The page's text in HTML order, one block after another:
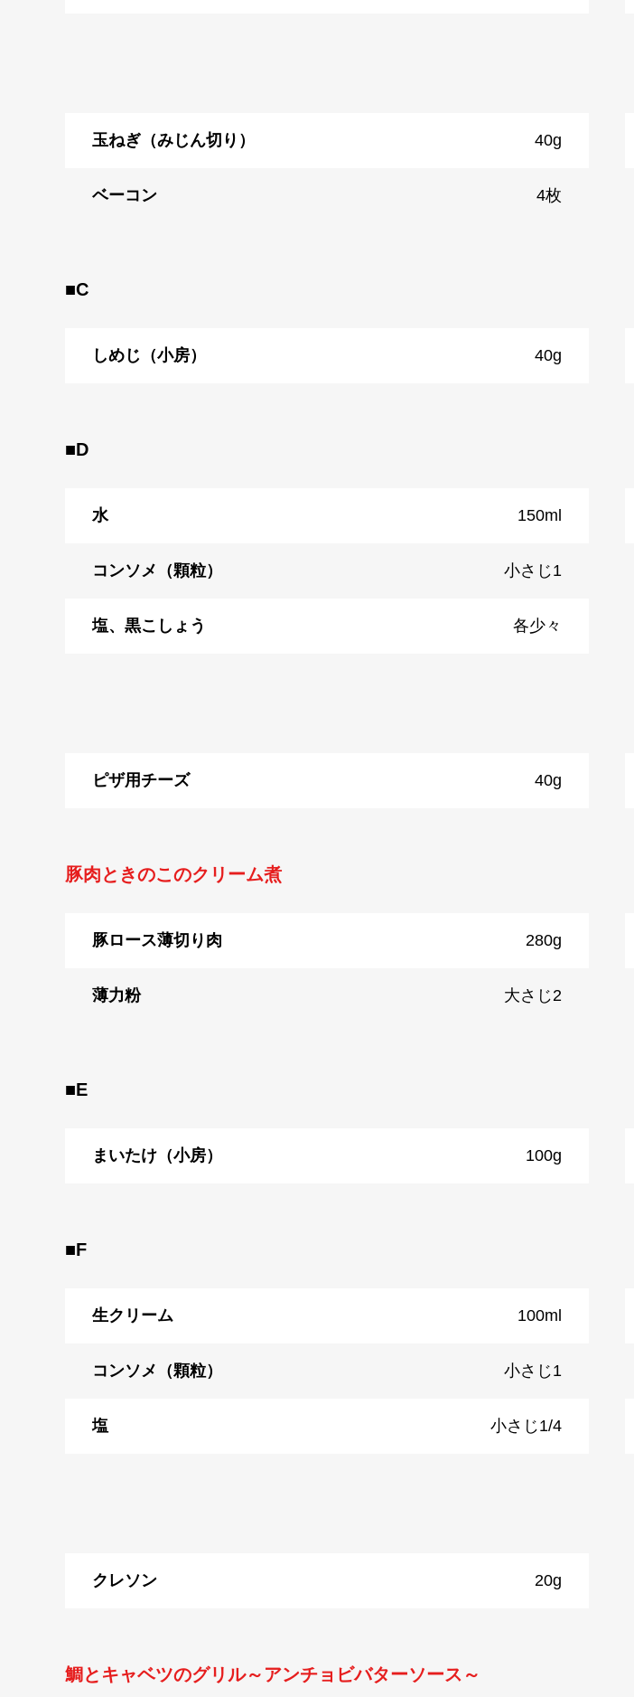
玉ねぎ（みじん切り） 40g
ベーコン 4枚
■C
しめじ（小房） 40g
■D
水 150ml
コンソメ（顆粒） 小さじ1
塩、黒こしょう 各少々
ピザ用チーズ 40g
豚肉ときのこのクリーム煮
豚ロース薄切り肉 280g
薄力粉 大さじ2
■E
まいたけ（小房） 100g
■F
生クリーム 100ml
コンソメ（顆粒） 小さじ1
塩 小さじ1/4
クレソン 20g
鯛とキャベツのグリル～アンチョビバターソース～